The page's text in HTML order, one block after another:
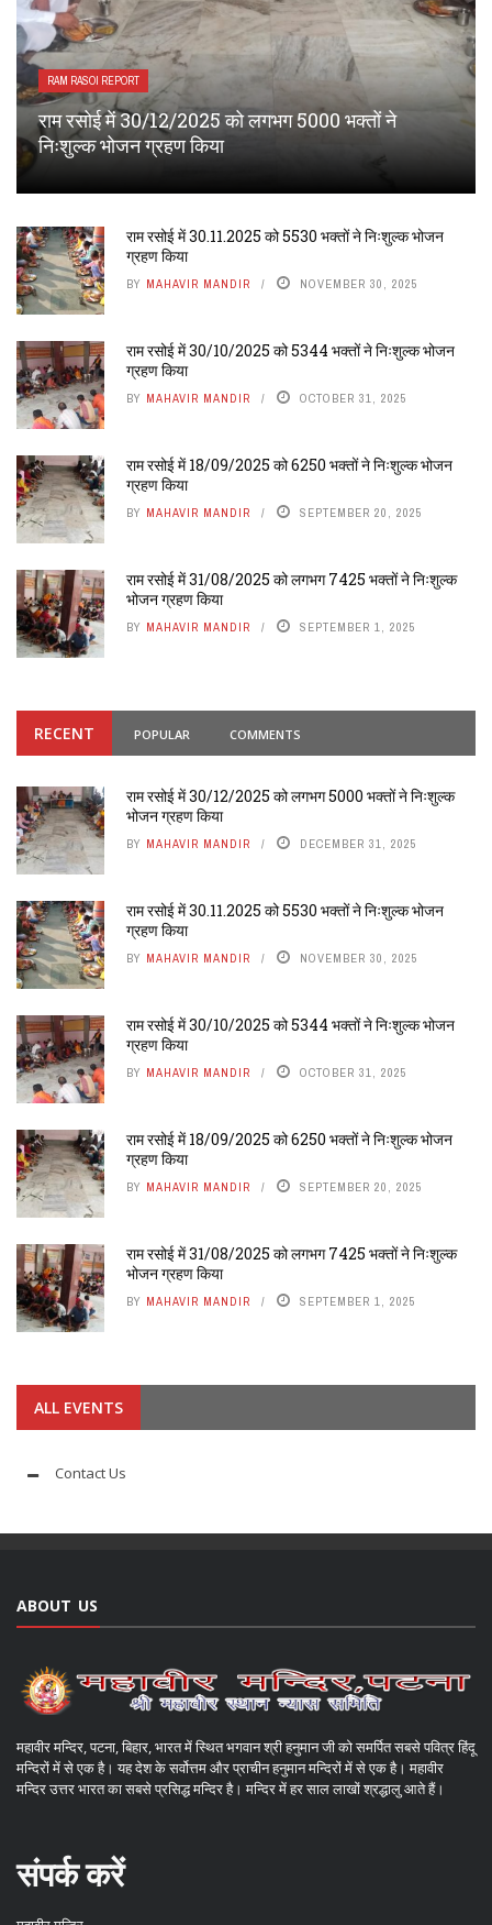
RAM RASOI REPORT
राम रसोई में 30/12/2025 को लगभग 5000 भक्तों ने
निःशुल्क भोजन ग्रहण किया
राम रसोई में 30.11.2025 को 5530 भक्तों ने निःशुल्क भोजन
ग्रहण किया
BY MAHAVIR MANDIR NOVEMBER 30, 2025
राम रसोई में 30/10/2025 को 5344 भक्तों ने निःशुल्क भोजन
ग्रहण किया
BY MAHAVIR MANDIR OCTOBER 31, 2025
राम रसोई में 18/09/2025 को 6250 भक्तों ने निःशुल्क भोजन
ग्रहण किया
BY MAHAVIR MANDIR SEPTEMBER 20, 2025
राम रसोई में 31/08/2025 को लगभग 7425 भक्तों ने निःशुल्क
भोजन ग्रहण किया
BY MAHAVIR MANDIR SEPTEMBER 1, 2025
RECENT POPULAR COMMENTS
राम रसोई में 30/12/2025 को लगभग 5000 भक्तों ने निःशुल्क
भोजन ग्रहण किया
BY MAHAVIR MANDIR DECEMBER 31, 2025
राम रसोई में 30.11.2025 को 5530 भक्तों ने निःशुल्क भोजन
ग्रहण किया
BY MAHAVIR MANDIR NOVEMBER 30, 2025
राम रसोई में 30/10/2025 को 5344 भक्तों ने निःशुल्क भोजन
ग्रहण किया
BY MAHAVIR MANDIR OCTOBER 31, 2025
राम रसोई में 18/09/2025 को 6250 भक्तों ने निःशुल्क भोजन
ग्रहण किया
BY MAHAVIR MANDIR SEPTEMBER 20, 2025
राम रसोई में 31/08/2025 को लगभग 7425 भक्तों ने निःशुल्क
भोजन ग्रहण किया
BY MAHAVIR MANDIR SEPTEMBER 1, 2025
ALL EVENTS
Contact Us
ABOUT US
महावीर मन्दिर, पटना, बिहार, भारत में स्थित भगवान श्री हनुमान जी को समर्पित सबसे पवित्र हिंदू
मन्दिरों में से एक है। यह देश के सर्वोत्तम और प्राचीन हनुमान मन्दिरों में से एक है। महावीर
मन्दिर उत्तर भारत का सबसे प्रसिद्ध मन्दिर है। मन्दिर में हर साल लाखों श्रद्धालु आते हैं।
संपर्क करें